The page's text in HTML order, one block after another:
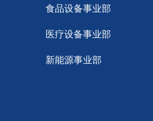
食品设备事业部
医疗设备事业部
新能源事业部